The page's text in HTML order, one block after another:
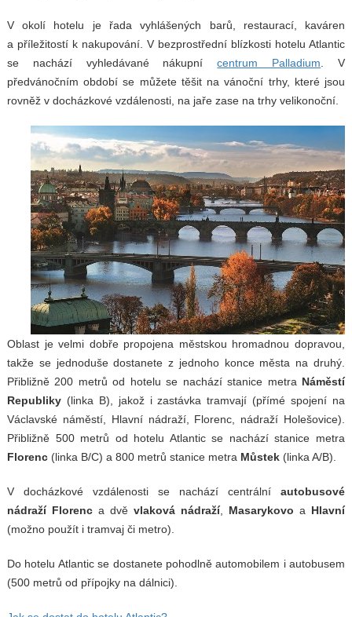
V okolí hotelu je řada vyhlášených barů, restaurací, kaváren
a příležitostí k nakupování. V bezprostřední blízkosti hotelu Atlantic
se nachází vyhledávané nákupnícentrum Palladium . V
předvánočním období se můžete těšit na vánoční trhy, které jsou
rovněž v docházkové vzdálenosti, na jaře zase na trhy velikonoční.
Oblast je velmi dobře propojena městskou hromadnou dopravou,
takže se jednoduše dostanete z jednoho konce města na druhý.
Přibližně 200 metrů od hotelu se nachází stanice metra Náměstí
Republiky(linka B), jakož i zastávka tramvají (přímé spojení na
Václavské náměstí, Hlavní nádraží, Florenc, nádraží Holešovice).
Přibližně 500 metrů od hotelu Atlantic se nachází stanice metra
Florenc(linka B/C) a 800 metrů stanice metra Můstek(linka A/B).
V docházkové vzdálenosti se nachází centrálníautobusové
nádraží Florenca dvěvlaková nádraží, Masarykovo a Hlavní
(možno použít i tramvaj či metro).
Do hotelu Atlantic se dostanete pohodlně automobilem i autobusem
(500 metrů od přípojky na dálnici).